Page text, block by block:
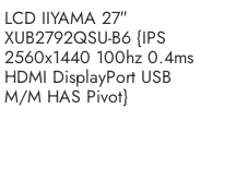
LCD IIYAMA 27″
XUB2792QSU-B6 {IPS
2560x1440 100hz 0.4ms
HDMI DisplayPort USB
M/M HAS Pivot}